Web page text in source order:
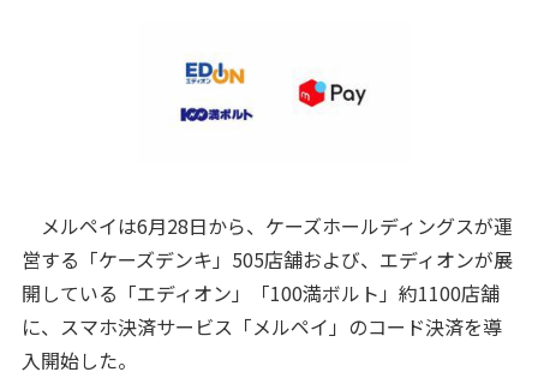
メルペイは6月28日から、ケーズホールディングスが運
営する「ケーズデンキ」505店舗および、エディオンが展
開している「エディオン」「100満ボルト」約1100店舗
に、スマホ決済サービス「メルペイ」のコード決済を導
入開始した。